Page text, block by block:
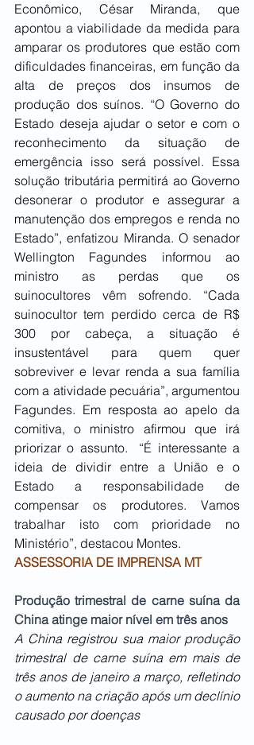
Econômico, César Miranda, que
apontou a viabilidade da medida para
amparar os produtores que estão com
dificuldades financeiras, em função da
alta de preços dos insumos de
produção dos suínos. “O Governo do
Estado deseja ajudar o setor e com o
reconhecimento da situação de
emergência isso será possível. Essa
solução tributária permitirá ao Governo
desonerar o produtor e assegurar a
manutenção dos empregos e renda no
Estado”, enfatizou Miranda. O senador
Wellington Fagundes informou ao
ministro as perdas que os
suinocultores vêm sofrendo. “Cada
suinocultor tem perdido cerca de R$
300 por cabeça, a situação é
insustentável para quem quer
sobreviver e levar renda a sua família
com a atividade pecuária”, argumentou
Fagundes. Em resposta ao apelo da
comitiva, o ministro afirmou que irá
priorizar o assunto.  “É interessante a
ideia de dividir entre a União e o
Estado a responsabilidade de
compensar os produtores. Vamos
trabalhar isto com prioridade no
Ministério”, destacou Montes.
ASSESSORIA DE IMPRENSA MT
Produção trimestral de carne suína da
China atinge maior nível em três anos
A China registrou sua maior produção
trimestral de carne suína em mais de
três anos de janeiro a março, refletindo
o aumento na criação após um declínio
causado por doenças